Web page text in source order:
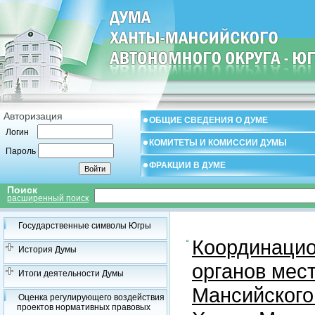
Авторизация
Логин
Пароль
ОБЩИЕ СВЕДЕНИЯ О ДУМЕ
КОМИТЕТЫ И КОМИССИИ ДУМЫ
ФРАКЦИИ В ДУМЕ
Поиск
расширенный поиск
Государственные символы Югры
История Думы
Итоги деятельности Думы
Оценка регулирующего воздействия
проектов нормативных правовых
органов